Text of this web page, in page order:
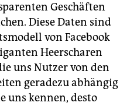
Geschäften
Diese Daten sind
von Facebook
Heerscharen
uns Nutzer von den
geradezu abhängig
uns kennen, desto